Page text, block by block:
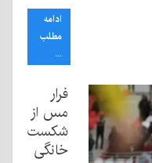
ادامه
مطلب
...
فرار
مس از
شکست
خانگی